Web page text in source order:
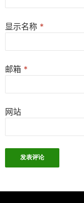
显示名称 *
邮箱 *
网站